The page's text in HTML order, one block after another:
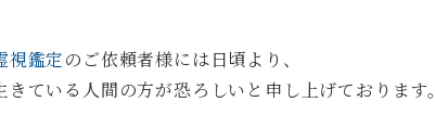
視鑑定のご依頼者様には日頃より、
きている人間の方が恐ろしいと申し上げております。